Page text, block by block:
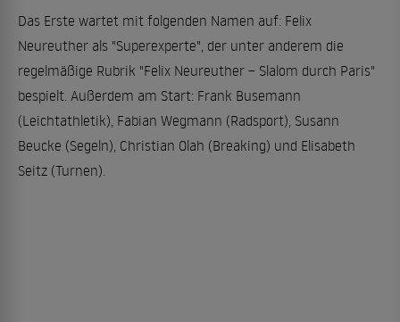
Das Erste wartet mit folgenden Namen auf: Felix
Neureuther als "Superexperte", der unter anderem die
regelmäßige Rubrik "Felix Neureuther – Slalom durch Paris"
bespielt. Außerdem am Start: Frank Busemann
(Leichtathletik), Fabian Wegmann (Radsport), Susann
Beucke (Segeln), Christian Olah (Breaking) und Elisabeth
Seitz (Turnen).